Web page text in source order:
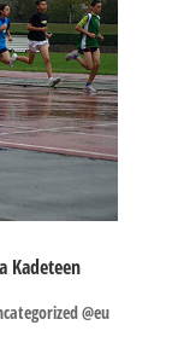
Kadeteen
@eu